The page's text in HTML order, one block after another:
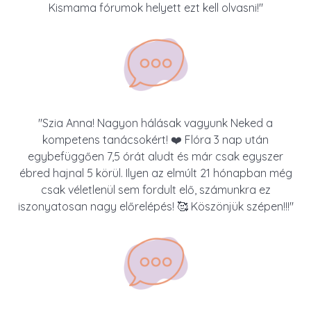
Kismama fórumok helyett ezt kell olvasni!"
"Szia Anna! Nagyon hálásak vagyunk Neked a
kompetens tanácsokért! ❤️ Flóra 3 nap után
egybefüggően 7,5 órát aludt és már csak egyszer
ébred hajnal 5 körül. Ilyen az elmúlt 21 hónapban még
csak véletlenül sem fordult elő, számunkra ez
iszonyatosan nagy előrelépés! 🥰 Köszönjük szépen!!!"